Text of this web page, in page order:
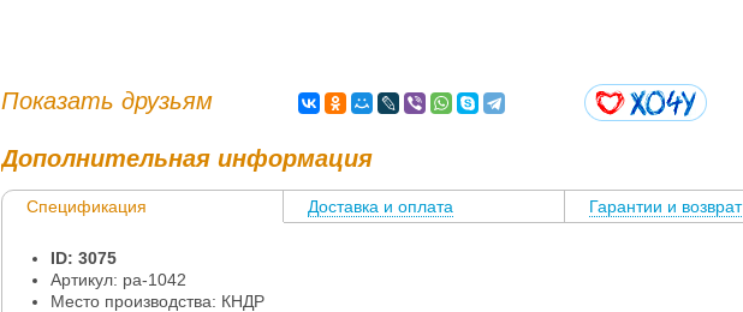
Показать друзьям
Дополнительная информация
Спецификация Доставка и оплата
Гарантии и возврат
ID: 3075
Артикул: pa-1042
Место производства: КНДР